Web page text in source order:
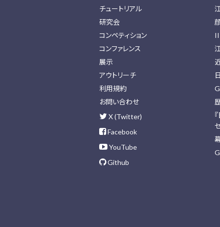
チュートリアル
研究会
コンペティション
コンファレンス
展示
アウトリーチ
利用規約
お問い合わせ
X (Twitter)
Facebook
YouTube
Github